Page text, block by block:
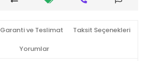
Garanti ve Teslimat Taksit Seçenekleri
Yorumlar